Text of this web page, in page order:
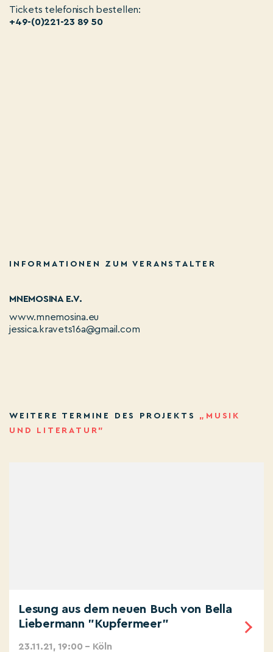
Tickets telefonisch bestellen:
+49-(0)221-23 89 50
INFORMATIONEN ZUM VERANSTALTER
MNEMOSINA E.V.
www.mnemosina.eu
jessica.kravets16a@gmail.com
WEITERE TERMINE DES PROJEKTS „MUSIK
UND LITERATUR”
Lesung aus dem neuen Buch von Bella
Liebermann "Kupfermeer"
23.11.21, 19:00 – Köln